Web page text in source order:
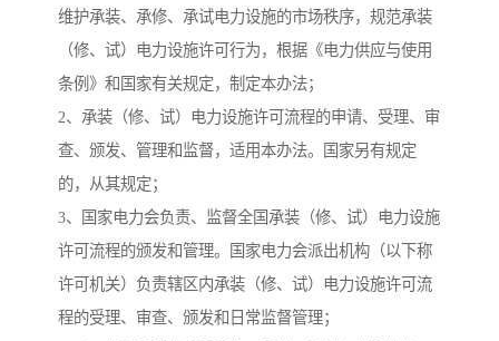
维护承装、承修、承试电力设施的市场秩序，规范承装
（修、试）电力设施许可行为，根据《电力供应与使用
条例》和国家有关规定，制定本办法；
2、承装（修、试）电力设施许可流程的申请、受理、审
查、颁发、管理和监督，适用本办法。国家另有规定
的，从其规定；
3、国家电力会负责、监督全国承装（修、试）电力设施
许可流程的颁发和管理。国家电力会派出机构（以下称
许可机关）负责辖区内承装（修、试）电力设施许可流
程的受理、审查、颁发和日常监督管理；